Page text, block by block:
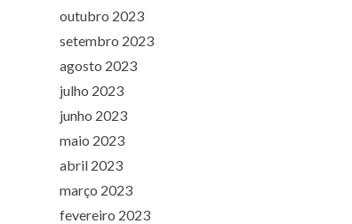
outubro 2023
setembro 2023
agosto 2023
julho 2023
junho 2023
maio 2023
abril 2023
março 2023
fevereiro 2023